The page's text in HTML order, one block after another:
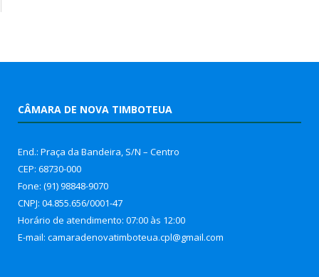
CÂMARA DE NOVA TIMBOTEUA
End.: Praça da Bandeira, S/N – Centro
CEP: 68730-000
Fone: (91) 98848-9070
CNPJ: 04.855.656/0001-47
Horário de atendimento: 07:00 às 12:00
E-mail: camaradenovatimboteua.cpl@gmail.com